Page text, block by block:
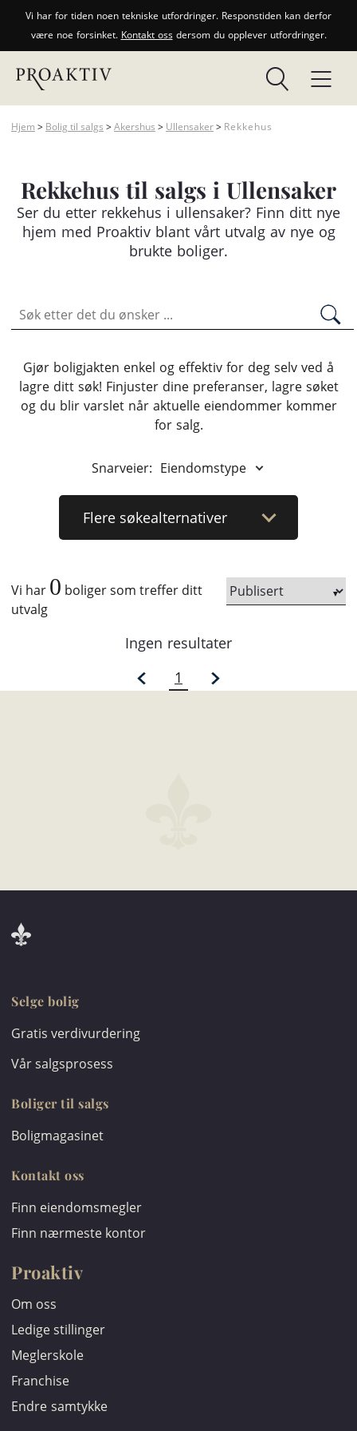
Vi har for tiden noen tekniske utfordringer. Responstiden kan derfor
være noe forsinket. Kontakt ossdersom du opplever utfordringer.
Hjem > Bolig til salgs >Akershus > Ullensaker> Rekkehus
Rekkehus til salgs i Ullensaker
Ser du etter rekkehus i ullensaker? Finn ditt nye
hjem med Proaktiv blant vårt utvalg av nye og
brukte boliger.
Gjør boligjakten enkel og effektiv for deg selv ved å
lagre ditt søk! Finjuster dine preferanser, lagre søket
og du blir varslet når aktuelle eiendommer kommer
for salg.
Snarveier: Eiendomstype
Flere søkealternativer
Vi har 0 boliger som treffer ditt
utvalg
Ingen resultater
1
Selge bolig
Gratis verdivurdering
Vår salgsprosess
Boliger til salgs
Boligmagasinet
Kontakt oss
Finn eiendomsmegler
Finn nærmeste kontor
Proaktiv
Om oss
Ledige stillinger
Meglerskole
Franchise
Endre samtykke